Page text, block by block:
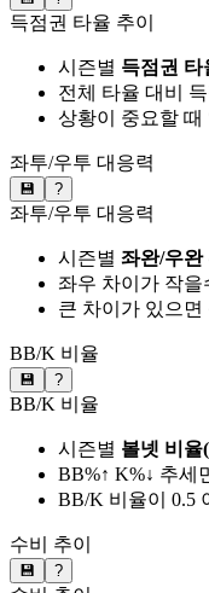
득점권 타율 추이
시즌별 득점권 타
전체 타율 대비
상황이 중요할 때
좌투/우투 대응력
💾 ?
좌투/우투 대응력
시즌별 좌완/우완
좌우 차이가 작
큰 차이가 있으
BB/K 비율
💾 ?
BB/K 비율
시즌별 볼넷 비
BB%↑ K%↓ 추세
BB/K 비율이 0.5
수비 추이
💾 ?